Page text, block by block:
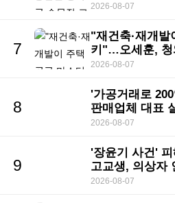
2026-08-07
7
"재건축·재개발
키"…오세훈, 청
2026-08-07
8
'가공거래로
판매업체 대표
2026-08-07
9
'장윤기 사건'
고교생, 의상자
2026-08-07